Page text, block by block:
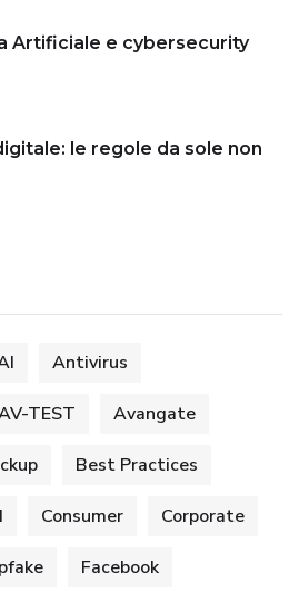
Artificiale e cybersecurity
le regole da sole non
Antivirus
TEST Avangate
Best Practices
Consumer Corporate
Facebook